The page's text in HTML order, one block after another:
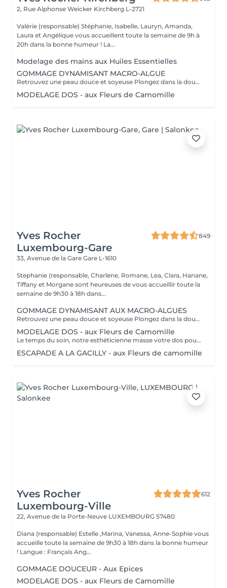
2, Rue Alphonse Weicker Kirchberg L-2721
Valérie (responsable) Stéphanie, Isabelle, Lauryn, Amanda,
Laura et Angélique vous accueillent toute la semaine de 9h à
20h dans la bonne humeur ! La...
Modelage des mains aux Huiles Essentielles
GOMMAGE DYNAMISANT MACRO-ALGUE
Retrouvez une peau douce et soyeuse Plongez dans la douceur tropicale dIndonésie à travers les notes épicées des huiles essentielles de Girofle et de Muscade. Ce gommage aux effluves chauds et naturels vous transporte tout en exfoliant délicatement votre peau : elle est douce, lumineuse et satinée.
MODELAGE DOS - aux Fleurs de Camomille
Yves Rocher
Luxembourg-Gare
849
33, Avenue de la Gare Gare L-1610
Stephanie (responsable, Charlene, Romane, Lea, Clara, Hanane,
Tiffany et Morgane sont heureuses de vous accueillir toute la
semaine de 9h30 à 18h dans...
GOMMAGE DYNAMISANT AUX MACRO-ALGUES
Retrouvez une peau douce et soyeuse Plongez dans la douceur tropicale dIndonésie à travers les notes épicées des huiles essentielles de Girofle et de Muscade. Ce gommage aux effluves chauds et naturels vous transporte tout en exfoliant délicatement votre peau : elle est douce, lumineuse et satinée.
MODELAGE DOS - aux Fleurs de Camomille
Le temps du soin, notre esthéticienne masse votre dos pour un confort sans précédent.
ESCAPADE A LA GACILLY - aux Fleurs de camomille
Yves Rocher
Luxembourg-Ville
612
22, Avenue de la Porte-Neuve LUXEMBOURG 57480
Diana (responsable) Estelle ,Marina, Vanessa, Anne-Sophie vous
accueille toute la semaine de 9h30 à 18h dans la bonne humeur
! Langue : Français Ang...
GOMMAGE DOUCEUR - Aux Epices
MODELAGE DOS - aux Fleurs de Camomille